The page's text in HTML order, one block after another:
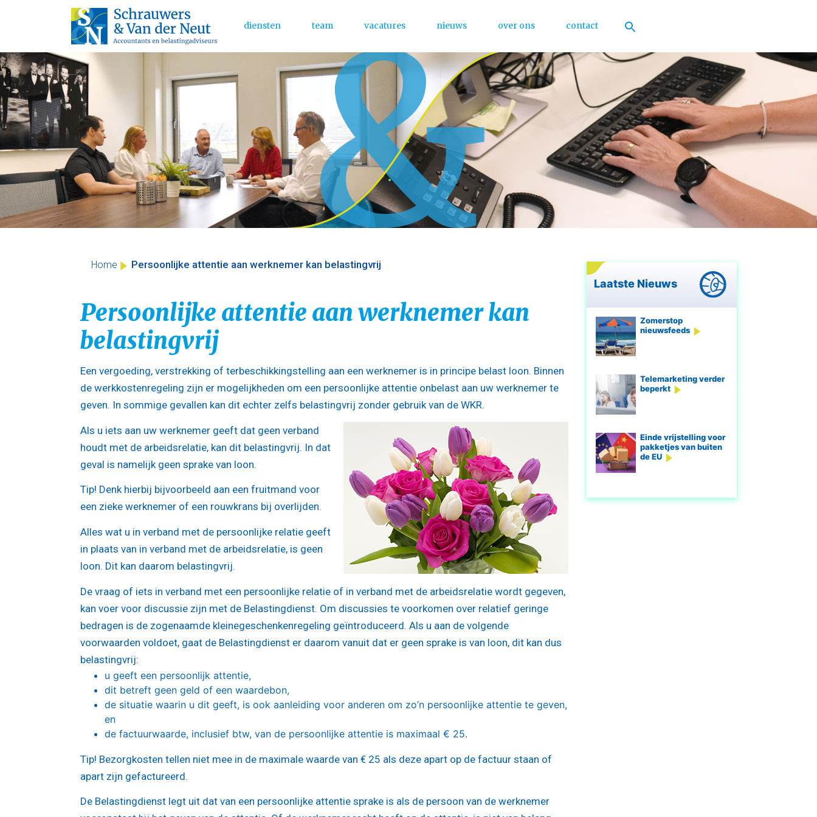
Skip
to
content
Main Menu
diensten team vacatures nieuws over ons contact
Home Persoonlijke attentie aan werknemer kan belastingvrij
Persoonlijke attentie aan werknemer kan
belastingvrij
Een vergoeding, verstrekking of terbeschikkingstelling aan een werknemer is in principe belast loon. Binnen
de werkkostenregeling zijn er mogelijkheden om een persoonlijke attentie onbelast aan uw werknemer te
geven. In sommige gevallen kan dit echter zelfs belastingvrij zonder gebruik van de WKR.
Als u iets aan uw werknemer geeft dat geen verband
houdt met de arbeidsrelatie, kan dit belastingvrij. In dat
geval is namelijk geen sprake van loon.
Tip! Denk hierbij bijvoorbeeld aan een fruitmand voor
een zieke werknemer of een rouwkrans bij overlijden.
Alles wat u in verband met de persoonlijke relatie geeft
in plaats van in verband met de arbeidsrelatie, is geen
loon. Dit kan daarom belastingvrij.
De vraag of iets in verband met een persoonlijke relatie of in verband met de arbeidsrelatie wordt gegeven,
kan voer voor discussie zijn met de Belastingdienst. Om discussies te voorkomen over relatief geringe
bedragen is de zogenaamde kleinegeschenkenregeling geïntroduceerd. Als u aan de volgende
voorwaarden voldoet, gaat de Belastingdienst er daarom vanuit dat er geen sprake is van loon, dit kan dus
belastingvrij:
u geeft een persoonlijk attentie,
dit betreft geen geld of een waardebon,
de situatie waarin u dit geeft, is ook aanleiding voor anderen om zo’n persoonlijke attentie te geven,
en
de factuurwaarde, inclusief btw, van de persoonlijke attentie is maximaal € 25.
Tip! Bezorgkosten tellen niet mee in de maximale waarde van € 25 als deze apart op de factuur staan of
apart zijn gefactureerd.
De Belastingdienst legt uit dat van een persoonlijke attentie sprake is als de persoon van de werknemer
Laatste Nieuws
Zomerstop
nieuwsfeeds
Telemarketing verder
beperkt
Einde vrijstelling voor
pakketjes van buiten
de EU